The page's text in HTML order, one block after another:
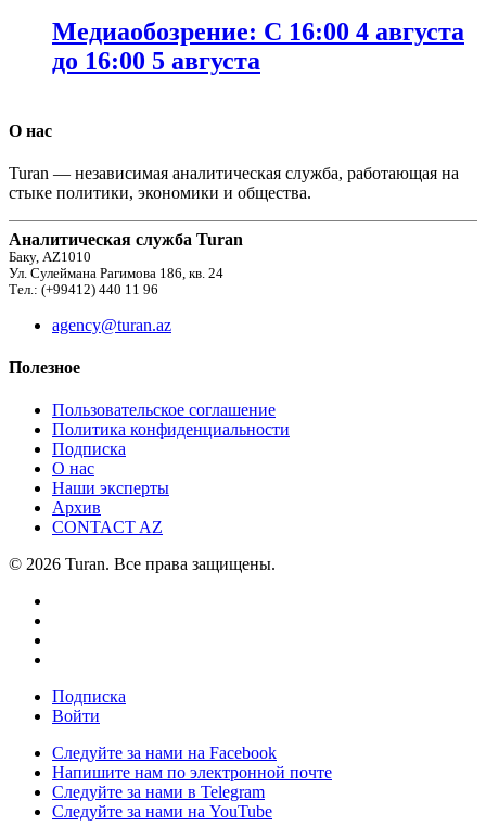
Медиаобозрение: С 16:00 4 августа
до 16:00 5 августа
О нас
Turan — независимая аналитическая служба, работающая на
стыке политики, экономики и общества.
Аналитическая служба Turan
Баку, AZ1010
Ул. Сулеймана Рагимова 186, кв. 24
Тел.: (+99412) 440 11 96
agency@turan.az
Полезное
Пользовательское соглашение
Политика конфиденциальности
Подписка
О нас
Наши эксперты
Архив
CONTACT AZ
© 2026 Turan. Все права защищены.
Подписка
Войти
Следуйте за нами на Facebook
Напишите нам по электронной почте
Следуйте за нами в Telegram
Следуйте за нами на YouTube